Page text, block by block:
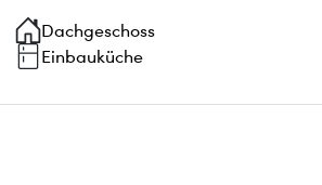
Dachgeschoss
Einbauküche